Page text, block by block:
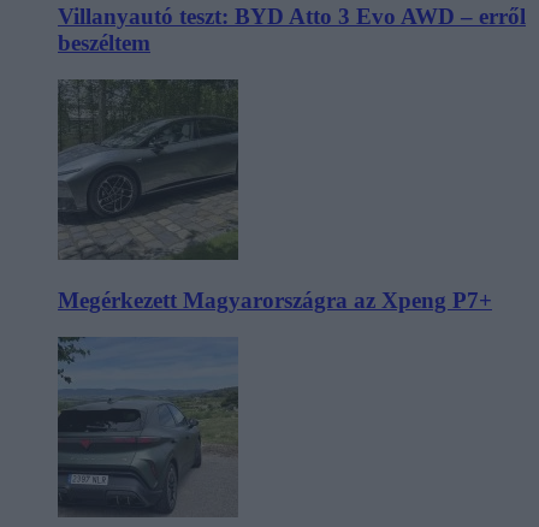
Villanyautó teszt: BYD Atto 3 Evo AWD – erről
beszéltem
Megérkezett Magyarországra az Xpeng P7+